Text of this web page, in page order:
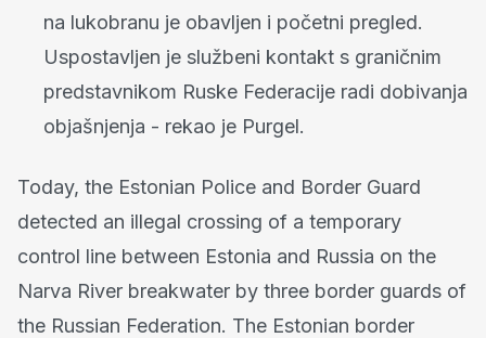
na lukobranu je obavljen i početni pregled.
Uspostavljen je službeni kontakt s graničnim
predstavnikom Ruske Federacije radi dobivanja
objašnjenja - rekao je Purgel.
Today, the Estonian Police and Border Guard
detected an illegal crossing of a temporary
control line between Estonia and Russia on the
Narva River breakwater by three border guards of
the Russian Federation. The Estonian border